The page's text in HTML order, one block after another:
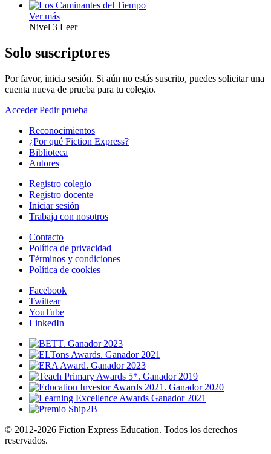
Ver más
Nivel 3 Leer
Solo suscriptores
Por favor, inicia sesión. Si aún no estás suscrito, puedes solicitar una
cuenta nueva de prueba para tu colegio.
AccederPedir prueba
Reconocimientos
¿Por qué Fiction Express?
Biblioteca
Autores
Registro colegio
Registro docente
Iniciar sesión
Trabaja con nosotros
Contacto
Política de privacidad
Términos y condiciones
Política de cookies
Facebook
Twittear
YouTube
LinkedIn
© 2012-2026 Fiction Express Education. Todos los derechos
reservados.